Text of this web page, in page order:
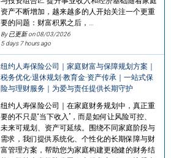
资产不断增加，越来越多的人开始关注一个更重
要的问题：财富积累之后，…
By 已更新 on08/03/2026
5 days 7 hours ago
纽约人寿保险公司｜家庭财富与保障规划方案｜
税务优化·退休规划·教育金·资产传承｜一站式保
险与理财服务｜为爱与责任提供长期守护
纽约人寿保险公司｜在家庭财务规划中，真正重
要的不只是“当下收入”，而是如何让风险可控、
未来可规划、资产可延续。围绕不同家庭阶段与
需求，我们提供系统化、个性化的长期保障与财
富管理方案，帮助您为家庭构建更稳健的财务结